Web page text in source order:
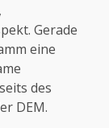
Gerade
eine
des
DEM.